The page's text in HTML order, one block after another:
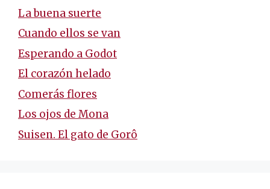
La buena suerte
Cuando ellos se van
Esperando a Godot
El corazón helado
Comerás flores
Los ojos de Mona
Suisen. El gato de Gorô